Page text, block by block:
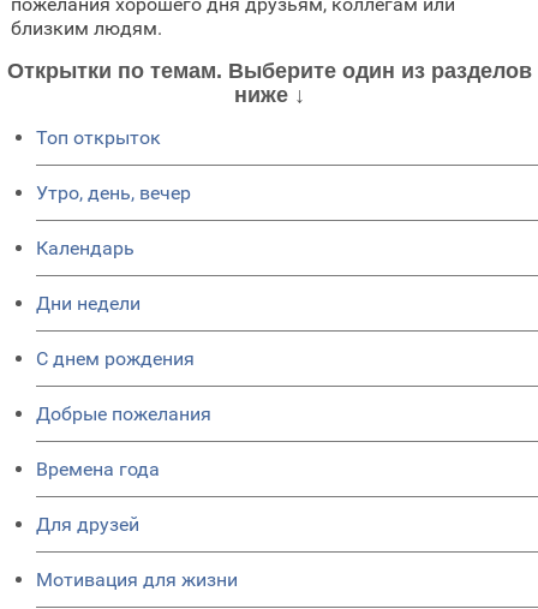
близким людям.
Открытки по темам. Выберите один из разделов
ниже ↓
Топ открыток
Утро, день, вечер
Календарь
Дни недели
C днем рождения
Добрые пожелания
Времена года
Для друзей
Мотивация для жизни